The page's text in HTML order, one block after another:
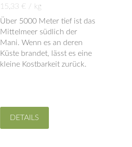
15,33 € / kg
Über 5000 Meter tief ist das
Mittelmeer südlich der
Mani. Wenn es an deren
Küste brandet, lässt es eine
kleine Kostbarkeit zurück.
DETAILS